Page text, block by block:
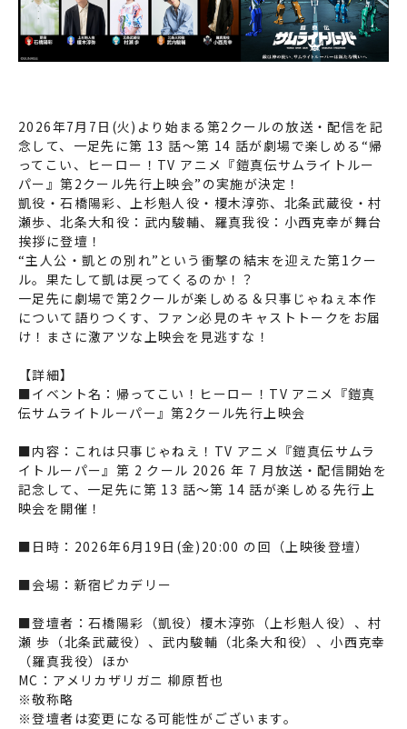
2026年7月7日(火)より始まる第2クールの放送・配信を記
念して、一足先に第 13 話～第 14 話が劇場で楽しめる“帰
ってこい、ヒーロー！TV アニメ『鎧真伝サムライトルー
パー』第2クール先行上映会”の実施が決定！
凱役・石橋陽彩、上杉魁人役・榎木淳弥、北条武蔵役・村
瀬歩、北条大和役：武内駿輔、羅真我役：小西克幸が舞台
挨拶に登壇！
“主人公・凱との別れ”という衝撃の結末を迎えた第1クー
ル。果たして凱は戻ってくるのか！？
一足先に劇場で第2クールが楽しめる＆只事じゃねぇ本作
について語りつくす、ファン必見のキャストトークをお届
け！まさに激アツな上映会を見逃すな！
【詳細】
■イベント名：帰ってこい！ヒーロー！TV アニメ『鎧真
伝サムライトルーパー』第2クール先行上映会
■内容：これは只事じゃねえ！TV アニメ『鎧真伝サムラ
イトルーパー』第 2 クール 2026 年 7 月放送・配信開始を
記念して、一足先に第 13 話～第 14 話が楽しめる先行上
映会を開催！
■日時：2026年6月19日(金)20:00 の回（上映後登壇）
■会場： 新宿ピカデリー
■登壇者：石橋陽彩（凱役）榎木淳弥（上杉魁人役）、村
瀬 歩（北条武蔵役）、武内駿輔（北条大和役）、小西克幸
（羅真我役）ほか
MC：アメリカザリガニ 柳原哲也
※敬称略
※登壇者は変更になる可能性がございます。